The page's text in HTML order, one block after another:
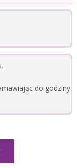
do godziny